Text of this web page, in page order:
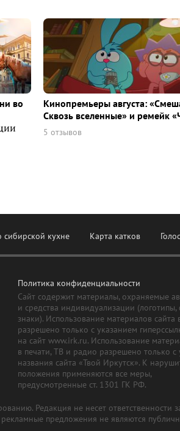
во
Кинопремьеры августа:
Сквозь вселенные» и ремейк
5 отзывов
сибирской кухне Карта катков
Политика конфиденциальности
Сайт содержит материалы, охраняемые
и средства индивидуализации
знаки). Использование материалов сайта
разрешено только с указанием
на сайт www.irk.ru. Использование
в печати, ТВ и радио разрешено только с
названия сайта «Твой Иркутск». К
положения применяются все меры,
предусмотренные ст. 1301 ГК РФ.
Редакция не несет
предложения не являются